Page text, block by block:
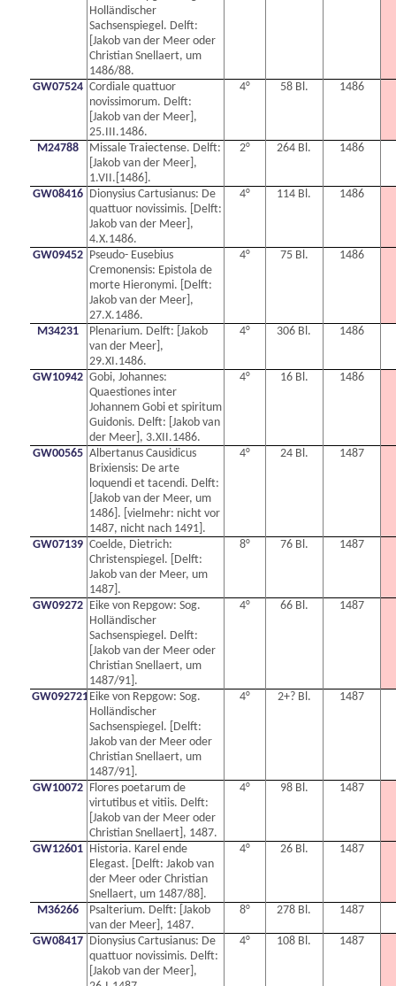
Holländischer
Sachsenspiegel. Delft:
[Jakob van der Meer oder
Christian Snellaert, um
1486/88.
GW07524 Cordiale quattuor
novissimorum. Delft:
[Jakob van der Meer],
25.III.1486.
4° 58 Bl. 1486
M24788
Missale Traiectense. Delft:
[Jakob van der Meer],
1.VII.[1486].
2° 264 Bl. 1486
GW08416 Dionysius Cartusianus: De
quattuor novissimis. [Delft:
Jakob van der Meer],
4.X.1486.
4° 114 Bl. 1486
GW09452 Pseudo- Eusebius
Cremonensis: Epistola de
morte Hieronymi. [Delft:
Jakob van der Meer],
27.X.1486.
4° 75 Bl. 1486
M34231
Plenarium. Delft: [Jakob
van der Meer],
29.XI.1486.
4° 306 Bl. 1486
GW10942 Gobi, Johannes:
Quaestiones inter
Johannem Gobi et spiritum
Guidonis. Delft: [Jakob van
der Meer], 3.XII.1486.
4° 16 Bl. 1486
GW00565 Albertanus Causidicus
Brixiensis: De arte
loquendi et tacendi. Delft:
[Jakob van der Meer, um
1486]. [vielmehr: nicht vor
1487, nicht nach 1491].
4° 24 Bl. 1487
GW07139 Coelde, Dietrich:
Christenspiegel. [Delft:
Jakob van der Meer, um
1487].
8° 76 Bl. 1487
GW09272 Eike von Repgow: Sog.
Holländischer
Sachsenspiegel. Delft:
[Jakob van der Meer oder
Christian Snellaert, um
1487/91].
4° 66 Bl. 1487
GW0927210NEike von Repgow: Sog.
Holländischer
Sachsenspiegel. [Delft:
Jakob van der Meer oder
Christian Snellaert, um
1487/91].
4° 2+? Bl. 1487
GW10072 Flores poetarum de
virtutibus et vitiis. Delft:
[Jakob van der Meer oder
Christian Snellaert], 1487.
4° 98 Bl. 1487
GW12601 Historia. Karel ende
Elegast. [Delft: Jakob van
der Meer oder Christian
Snellaert, um 1487/88].
4° 26 Bl. 1487
M36266
Psalterium. Delft: [Jakob
van der Meer], 1487.
8° 278 Bl. 1487
GW08417 Dionysius Cartusianus: De
quattuor novissimis. Delft:
[Jakob van der Meer],
4° 108 Bl. 1487